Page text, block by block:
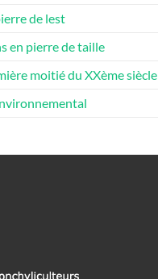
de lest
en pierre de taille
moitié du XXème siècle